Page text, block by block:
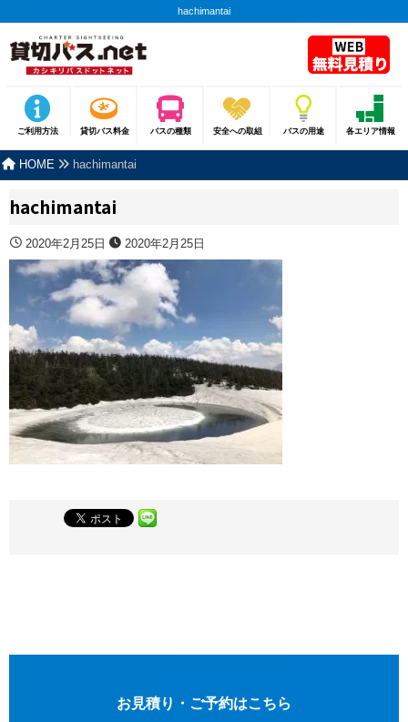
hachimantai
ご利用方法 貸切バス料金 バスの種類 安全への取組 バスの用途 各エリア情報
HOME hachimantai
hachimantai
2020年2月25日 2020年2月25日
お見積り・ご予約はこちら